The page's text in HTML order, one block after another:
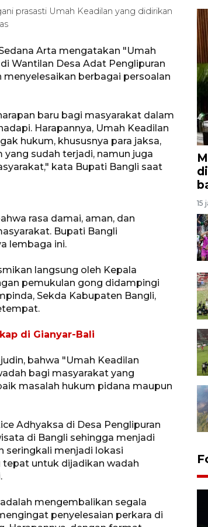
prasasti Umah Keadilan yang didirikan
Arta mengatakan "Umah
Wantilan Desa Adat Penglipuran
berbagai persoalan
baru bagi masyarakat dalam
Harapannya, Umah Keadilan
hukum, khususnya para jaksa,
sudah terjadi, namun juga
kata Bupati Bangli saat
rasa damai, aman, dan
Bupati Bangli
lembaga ini.
langsung oleh Kepala
pemukulan gong didampingi
Sekda Kabupaten Bangli,
di Gianyar-Bali
bahwa "Umah Keadilan
bagi masyarakat yang
masalah hukum pidana maupun
Adhyaksa di Desa Penglipuran
di Bangli sehingga menjadi
seringkali menjadi lokasi
tepat untuk dijadikan wadah
mengembalikan segala
penyelesaian perkara di
15